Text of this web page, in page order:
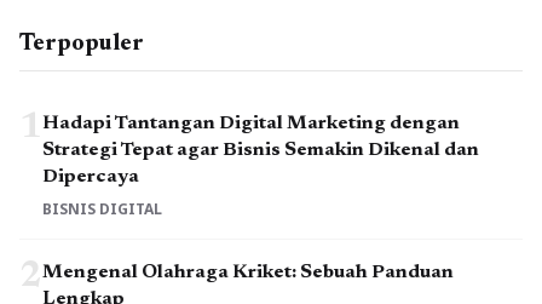
Terpopuler
1Hadapi Tantangan Digital Marketing dengan
Strategi Tepat agar Bisnis Semakin Dikenal dan
Dipercaya
BISNIS DIGITAL
2Mengenal Olahraga Kriket: Sebuah Panduan
Lengkap